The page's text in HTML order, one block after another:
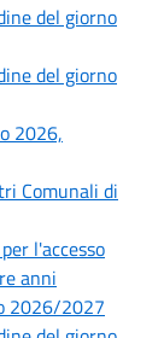
del giorno
del giorno
2026,
Comunali di
l'accesso
anni
2026/2027